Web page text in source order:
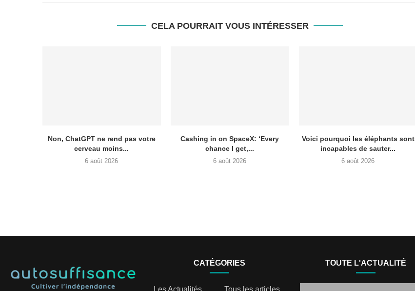
CELA POURRAIT VOUS INTÉRESSER
Non, ChatGPT ne rend pas votre
cerveau moins...
6 août 2026
Cashing in on SpaceX: ‘Every
chance I get,...
6 août 2026
Voici pourquoi les éléphants sont
incapables de sauter...
6 août 2026
CATÉGORIES
Les Actualités
Tous les articles
TOUTE L'ACTUALITÉ